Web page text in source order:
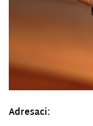
Adresaci: